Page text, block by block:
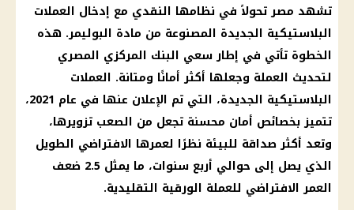
تشهد مصر تحولاً في نظامها النقدي مع إدخال العملات
البلاستيكية الجديدة المصنوعة من مادة البوليمر. هذه
الخطوة تأتي في إطار سعي البنك المركزي المصري
لتحديث العملة وجعلها أكثر أمانًا ومتانة. العملات
البلاستيكية الجديدة، التي تم الإعلان عنها في عام 2021،
تتميز بخصائص أمان محسنة تجعل من الصعب تزويرها،
وتعد أكثر صداقة للبيئة نظرًا لعمرها الافتراضي الطويل
الذي يصل إلى حوالي أربع سنوات، ما يمثل 2.5 ضعف
العمر الافتراضي للعملة الورقية التقليدية.